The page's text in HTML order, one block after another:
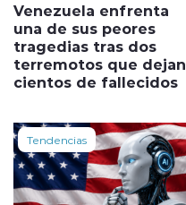
Venezuela enfrenta
una de sus peores
tragedias tras dos
terremotos que dejan
cientos de fallecidos
Tendencias